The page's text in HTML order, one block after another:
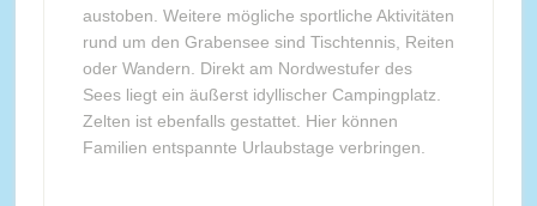
austoben. Weitere mögliche sportliche Aktivitäten
rund um den Grabensee sind Tischtennis, Reiten
oder Wandern. Direkt am Nordwestufer des
Sees liegt ein äußerst idyllischer Campingplatz.
Zelten ist ebenfalls gestattet. Hier können
Familien entspannte Urlaubstage verbringen.